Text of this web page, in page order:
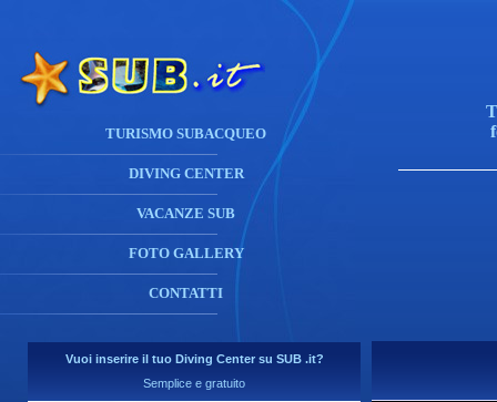
TURISMO SUBACQUEO
DIVING CENTER
VACANZE SUB
FOTO GALLERY
CONTATTI
Vuoi inserire il tuo Diving Center su SUB .it?
Semplice e gratuito